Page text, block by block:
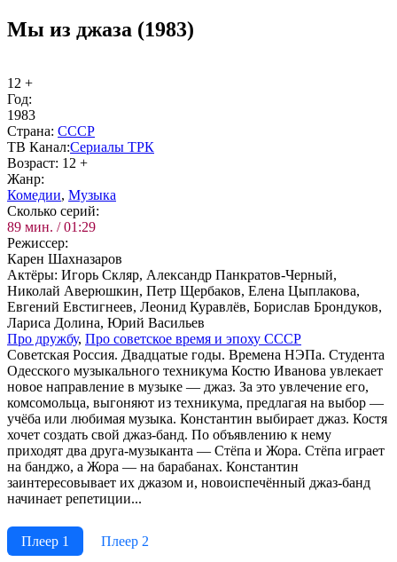
Мы из джаза (1983)
12 +
Год:
1983
Стра­на: СССР
ТВ Ка­нал:Се­риа­лы ТРК
Воз­раст: 12 +
Жанр:
Ко­ме­дии, Му­зы­ка
Сколь­ко се­рий:
89 мин. / 01:29
Ре­жис­сер:
Карен Шахназаров
Ак­тё­ры: Игорь Скляр, Александр Панкратов-Черный,
Николай Аверюшкин, Петр Щербаков, Елена Цыплакова,
Евгений Евстигнеев, Леонид Куравлёв, Борислав Брондуков,
Лариса Долина, Юрий Васильев
Про друж­бу, Про со­вет­ское вре­мя и эпо­ху СССР
Советская Россия. Двадцатые годы. Времена НЭПа. Студента
Одесского музыкального техникума Костю Иванова увлекает
новое направление в музыке — джаз. За это увлечение его,
комсомольца, выгоняют из техникума, предлагая на выбор —
учёба или любимая музыка. Константин выбирает джаз. Костя
хочет создать свой джаз-банд. По объявлению к нему
приходят два друга-музыканта — Стёпа и Жора. Стёпа играет
на банджо, а Жора — на барабанах. Константин
заинтересовывает их джазом и, новоиспечённый джаз-банд
начинает репетиции...
Плеер 1
Плеер 2